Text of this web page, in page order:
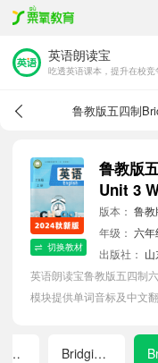
英语朗读宝
吃透英语课本，提升在校竞
鲁教版五四制
切换教材
鲁教版
Unit 3
版本： 鲁教
年级： 六年
出版社：
英语朗读宝鲁教版五四制
模块提供单词音标及中文
发音，提高听写记忆能力。
Bridging Unit 1 Hello! Bridging Unit 2 Keep Tidy!